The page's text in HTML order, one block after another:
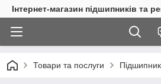
Інтернет-магазин підшипників та
Товари та послуги